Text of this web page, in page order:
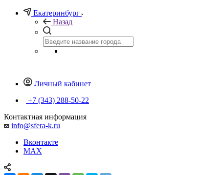
Екатеринбург
Назад
Личный кабинет
+7 (343) 288-50-22
Контактная информация
info@sfera-k.ru
Вконтакте
MAX